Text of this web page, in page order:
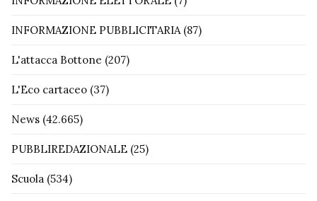
INFORMAZIONE PUBBLICITARIA(87)
L'attacca Bottone (207)
L'Eco cartaceo (37)
News (42.665)
PUBBLIREDAZIONALE (25)
Scuola (534)